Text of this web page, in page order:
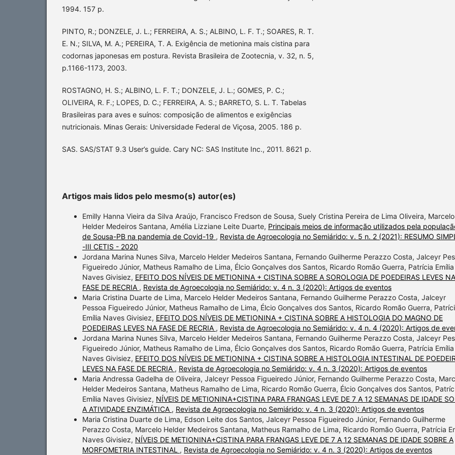
1994. 157 p.
PINTO, R.; DONZELE, J. L.; FERREIRA, A. S.; ALBINO, L. F. T.; SOARES, R. T.
E. N.; SILVA, M. A.; PEREIRA, T. A. Exigência de metionina mais cistina para
codornas japonesas em postura. Revista Brasileira de Zootecnia, v. 32, n. 5,
p.1166-1173, 2003.
ROSTAGNO, H. S.; ALBINO, L. F. T.; DONZELE, J. L.; GOMES, P. C.;
OLIVEIRA, R. F.; LOPES, D. C.; FERREIRA, A. S.; BARRETO, S. L. T. Tabelas
Brasileiras para aves e suínos: composição de alimentos e exigências
nutricionais. Minas Gerais: Universidade Federal de Viçosa, 2005. 186 p.
SAS. SAS/STAT 9.3 User’s guide. Cary NC: SAS Institute Inc., 2011. 8621 p.
Artigos mais lidos pelo mesmo(s) autor(es)
Emilly Hanna Vieira da Silva Araújo, Francisco Fredson de Sousa, Suely Cristina Pereira de Lima Oliveira, Marcelo
Helder Medeiros Santana, Amélia Lizziane Leite Duarte, Principais meios de informação utilizados pela
de Sousa-PB na pandemia de Covid-19 , Revista de Agroecologia no Semiárido: v. 5 n. 2 (2021): RESUMO
-III CETIS - 2020
Jordana Marina Nunes Silva, Marcelo Helder Medeiros Santana, Fernando Guilherme Perazzo Costa, Jalceyr
Figueiredo Júnior, Matheus Ramalho de Lima, Élcio Gonçalves dos Santos, Ricardo Romão Guerra, Patrícia Emília
Naves Givisiez, EFEITO DOS NÍVEIS DE METIONINA + CISTINA SOBRE A SOROLOGIA DE POEDEIRAS LEVES NA
FASE DE RECRIA , Revista de Agroecologia no Semiárido: v. 4 n. 3 (2020): Artigos de eventos
Maria Cristina Duarte de Lima, Marcelo Helder Medeiros Santana, Fernando Guilherme Perazzo Costa, Jalceyr
Pessoa Figueiredo Júnior, Matheus Ramalho de Lima, Élcio Gonçalves dos Santos, Ricardo Romão Guerra,
Emília Naves Givisiez, EFEITO DOS NÍVEIS DE METIONINA + CISTINA SOBRE A HISTOLOGIA DO MAGNO DE
POEDEIRAS LEVES NA FASE DE RECRIA , Revista de Agroecologia no Semiárido: v. 4 n. 4 (2020): Artigos de
Jordana Marina Nunes Silva, Marcelo Helder Medeiros Santana, Fernando Guilherme Perazzo Costa, Jalceyr
Figueiredo Júnior, Matheus Ramalho de Lima, Élcio Gonçalves dos Santos, Ricardo Romão Guerra, Patrícia Emília
Naves Givisiez, EFEITO DOS NÍVEIS DE METIONINA + CISTINA SOBRE A HISTOLOGIA INTESTINAL DE
LEVES NA FASE DE RECRIA , Revista de Agroecologia no Semiárido: v. 4 n. 3 (2020): Artigos de eventos
Maria Andressa Gadelha de Oliveira, Jalceyr Pessoa Figueiredo Júnior, Fernando Guilherme Perazzo Costa,
Helder Medeiros Santana, Matheus Ramalho de Lima, Ricardo Romão Guerra, Élcio Gonçalves dos Santos,
Emília Naves Givisiez, NÍVEIS DE METIONINA+CISTINA PARA FRANGAS LEVE DE 7 A 12 SEMANAS DE IDADE
A ATIVIDADE ENZIMÁTICA , Revista de Agroecologia no Semiárido: v. 4 n. 3 (2020): Artigos de eventos
Maria Cristina Duarte de Lima, Edson Leite dos Santos, Jalceyr Pessoa Figueiredo Júnior, Fernando Guilherme
Perazzo Costa, Marcelo Helder Medeiros Santana, Matheus Ramalho de Lima, Ricardo Romão Guerra, Patrícia
Naves Givisiez, NÍVEIS DE METIONINA+CISTINA PARA FRANGAS LEVE DE 7 A 12 SEMANAS DE IDADE SOBRE A
MORFOMETRIA INTESTINAL , Revista de Agroecologia no Semiárido: v. 4 n. 3 (2020): Artigos de eventos